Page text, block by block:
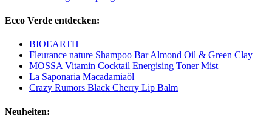
Ecco Verde entdecken:
BIOEARTH
Fleurance nature Shampoo Bar Almond Oil & Green Clay
MOSSA Vitamin Cocktail Energising Toner Mist
La Saponaria Macadamiaöl
Crazy Rumors Black Cherry Lip Balm
Neuheiten: